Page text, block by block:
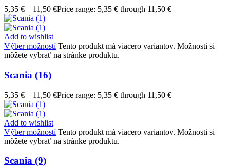
5,35 € – 11,50 €Price range: 5,35 € through 11,50 €
Add to wishlist
Výber možností Tento produkt má viacero variantov. Možnosti si
môžete vybrať na stránke produktu.
Scania (16)
5,35 € – 11,50 €Price range: 5,35 € through 11,50 €
Add to wishlist
Výber možností Tento produkt má viacero variantov. Možnosti si
môžete vybrať na stránke produktu.
Scania (9)